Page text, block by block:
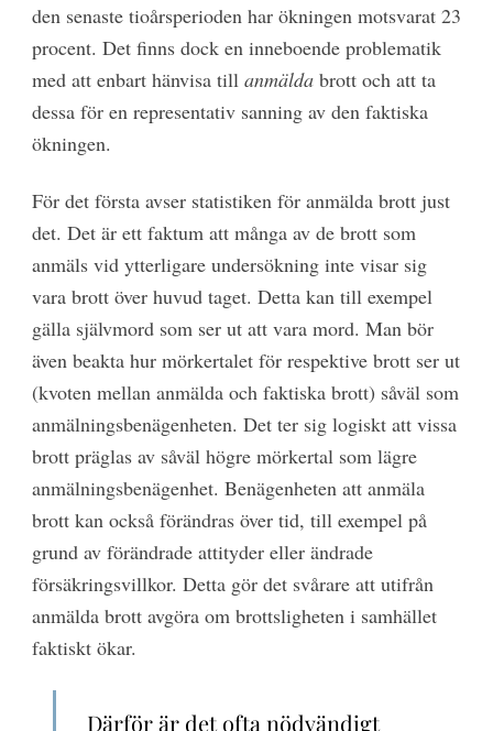
den senaste tioårsperioden har ökningen motsvarat 23
procent. Det finns dock en inneboende problematik
med att enbart hänvisa till anmälda brott och att ta
dessa för en representativ sanning av den faktiska
ökningen.
För det första avser statistiken för anmälda brott just
det. Det är ett faktum att många av de brott som
anmäls vid ytterligare undersökning inte visar sig
vara brott över huvud taget. Detta kan till exempel
gälla självmord som ser ut att vara mord. Man bör
även beakta hur mörkertalet för respektive brott ser ut
(kvoten mellan anmälda och faktiska brott) såväl som
anmälningsbenägenheten. Det ter sig logiskt att vissa
brott präglas av såväl högre mörkertal som lägre
anmälningsbenägenhet. Benägenheten att anmäla
brott kan också förändras över tid, till exempel på
grund av förändrade attityder eller ändrade
försäkringsvillkor. Detta gör det svårare att utifrån
anmälda brott avgöra om brottsligheten i samhället
faktiskt ökar.
Därför är det ofta nödvändigt